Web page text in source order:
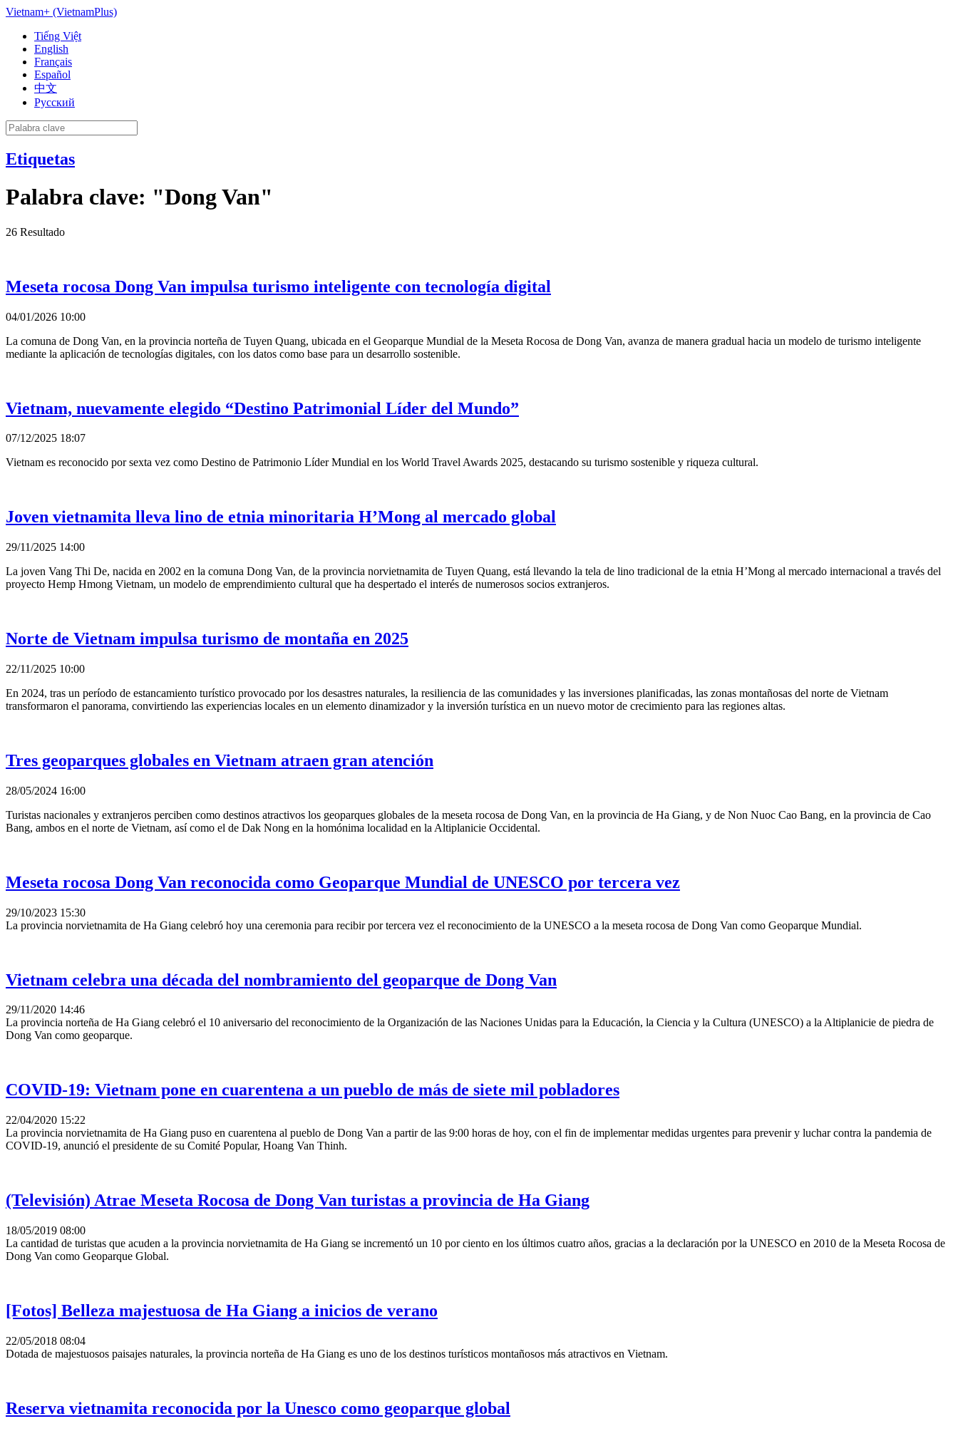
Vietnam+ (VietnamPlus)
Tiếng Việt
English
Français
Español
中文
Русский
Etiquetas
Palabra clave: "Dong Van"
26 Resultado
Meseta rocosa Dong Van impulsa turismo inteligente con tecnología digital
04/01/2026 10:00
La comuna de Dong Van, en la provincia norteña de Tuyen Quang, ubicada en el Geoparque Mundial de la Meseta Rocosa de Dong Van, avanza de manera gradual hacia un modelo de turismo inteligente
mediante la aplicación de tecnologías digitales, con los datos como base para un desarrollo sostenible.
Vietnam, nuevamente elegido “Destino Patrimonial Líder del Mundo”
07/12/2025 18:07
Vietnam es reconocido por sexta vez como Destino de Patrimonio Líder Mundial en los World Travel Awards 2025, destacando su turismo sostenible y riqueza cultural.
Joven vietnamita lleva lino de etnia minoritaria H’Mong al mercado global
29/11/2025 14:00
La joven Vang Thi De, nacida en 2002 en la comuna Dong Van, de la provincia norvietnamita de Tuyen Quang, está llevando la tela de lino tradicional de la etnia H’Mong al mercado internacional a través del
proyecto Hemp Hmong Vietnam, un modelo de emprendimiento cultural que ha despertado el interés de numerosos socios extranjeros.
Norte de Vietnam impulsa turismo de montaña en 2025
22/11/2025 10:00
En 2024, tras un período de estancamiento turístico provocado por los desastres naturales, la resiliencia de las comunidades y las inversiones planificadas, las zonas montañosas del norte de Vietnam
transformaron el panorama, convirtiendo las experiencias locales en un elemento dinamizador y la inversión turística en un nuevo motor de crecimiento para las regiones altas.
Tres geoparques globales en Vietnam atraen gran atención
28/05/2024 16:00
Turistas nacionales y extranjeros perciben como destinos atractivos los geoparques globales de la meseta rocosa de Dong Van, en la provincia de Ha Giang, y de Non Nuoc Cao Bang, en la provincia de Cao
Bang, ambos en el norte de Vietnam, así como el de Dak Nong en la homónima localidad en la Altiplanicie Occidental.
Meseta rocosa Dong Van reconocida como Geoparque Mundial de UNESCO por tercera vez
29/10/2023 15:30
La provincia norvietnamita de Ha Giang celebró hoy una ceremonia para recibir por tercera vez el reconocimiento de la UNESCO a la meseta rocosa de Dong Van como Geoparque Mundial.
Vietnam celebra una década del nombramiento del geoparque de Dong Van
29/11/2020 14:46
La provincia norteña de Ha Giang celebró el 10 aniversario del reconocimiento de la Organización de las Naciones Unidas para la Educación, la Ciencia y la Cultura (UNESCO) a la Altiplanicie de piedra de
Dong Van como geoparque.
COVID-19: Vietnam pone en cuarentena a un pueblo de más de siete mil pobladores
22/04/2020 15:22
La provincia norvietnamita de Ha Giang puso en cuarentena al pueblo de Dong Van a partir de las 9:00 horas de hoy, con el fin de implementar medidas urgentes para prevenir y luchar contra la pandemia de
COVID-19, anunció el presidente de su Comité Popular, Hoang Van Thinh.
(Televisión) Atrae Meseta Rocosa de Dong Van turistas a provincia de Ha Giang
18/05/2019 08:00
La cantidad de turistas que acuden a la provincia norvietnamita de Ha Giang se incrementó un 10 por ciento en los últimos cuatro años, gracias a la declaración por la UNESCO en 2010 de la Meseta Rocosa de
Dong Van como Geoparque Global.
[Fotos] Belleza majestuosa de Ha Giang a inicios de verano
22/05/2018 08:04
Dotada de majestuosos paisajes naturales, la provincia norteña de Ha Giang es uno de los destinos turísticos montañosos más atractivos en Vietnam.
Reserva vietnamita reconocida por la Unesco como geoparque global